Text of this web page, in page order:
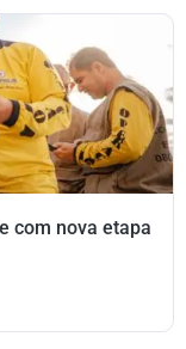
com nova etapa